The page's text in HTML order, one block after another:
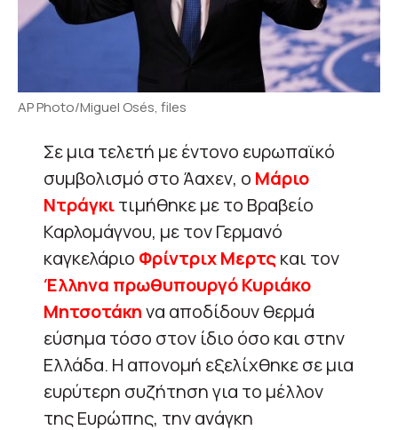
AP Photo/Miguel Osés, files
Σε μια τελετή με έντονο ευρωπαϊκό
συμβολισμό στο Άαχεν, ο Μάριο
Ντράγκιτιμήθηκε με το Βραβείο
Καρλομάγνου, με τον Γερμανό
καγκελάριο Φρίντριχ Μερτςκαι τον
Έλληνα πρωθυπουργό Κυριάκο
Μητσοτάκηνα αποδίδουν θερμά
εύσημα τόσο στον ίδιο όσο και στην
Ελλάδα. Η απονομή εξελίχθηκε σε μια
ευρύτερη συζήτηση για το μέλλον
της Ευρώπης, την ανάγκη